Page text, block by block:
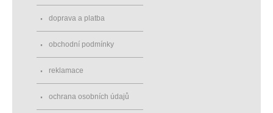
doprava a platba
obchodní podmínky
reklamace
ochrana osobních údajů